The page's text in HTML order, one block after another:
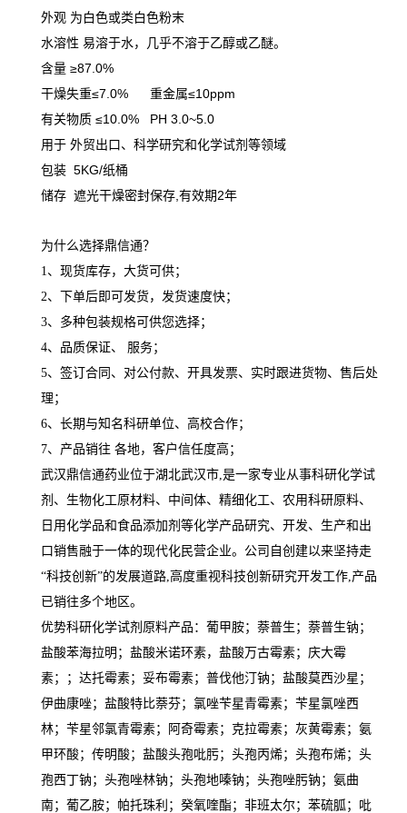
外观 为白色或类白色粉末
水溶性 易溶于水，几乎不溶于乙醇或乙醚。
含量 ≥87.0%
干燥失重≤7.0% 重金属≤10ppm
有关物质 ≤10.0% PH 3.0~5.0
用于 外贸出口、科学研究和化学试剂等领域
包装 5KG/纸桶
储存 遮光干燥密封保存,有效期2年
为什么选择鼎信通？
1、现货库存，大货可供；
2、下单后即可发货，发货速度快；
3、多种包装规格可供您选择；
4、品质保证、 服务；
5、签订合同、对公付款、开具发票、实时跟进货物、售后处
理；
6、长期与知名科研单位、高校合作；
7、产品销往 各地，客户信任度高；
武汉鼎信通药业位于湖北武汉市,是一家专业从事科研化学试
剂、生物化工原材料、中间体、精细化工、农用科研原料、
日用化学品和食品添加剂等化学产品研究、开发、生产和出
口销售融于一体的现代化民营企业。公司自创建以来坚持走
“科技创新”的发展道路,高度重视科技创新研究开发工作,产品
已销往多个地区。
优势科研化学试剂原料产品：葡甲胺；萘普生；萘普生钠；
盐酸苯海拉明；盐酸米诺环素，盐酸万古霉素；庆大霉
素；；达托霉素；妥布霉素；普伐他汀钠；盐酸莫西沙星；
伊曲康唑；盐酸特比萘芬；氯唑苄星青霉素；苄星氯唑西
林；苄星邻氯青霉素；阿奇霉素；克拉霉素；灰黄霉素；氨
甲环酸；传明酸；盐酸头孢吡肟；头孢丙烯；头孢布烯；头
孢西丁钠；头孢唑林钠；头孢地嗪钠；头孢唑肟钠；氨曲
南；葡乙胺；帕托珠利；癸氧喹酯；非班太尔；苯硫胍；吡